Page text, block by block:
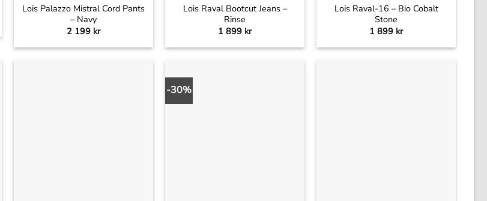
Lois Palazzo Mistral Cord Pants
– Navy
2 199 kr
Lois Raval Bootcut Jeans –
Rinse
1 899 kr
Lois Raval-16 – Bio Cobalt
Stone
1 899 kr
-30%